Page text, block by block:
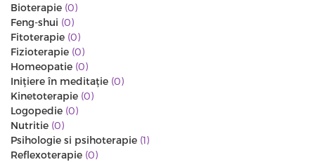
Bioterapie (0)
Feng-shui (0)
Fitoterapie (0)
Fizioterapie (0)
Homeopatie (0)
Iniţiere în meditaţie (0)
Kinetoterapie (0)
Logopedie (0)
Nutritie (0)
Psihologie si psihoterapie (1)
Reflexoterapie (0)